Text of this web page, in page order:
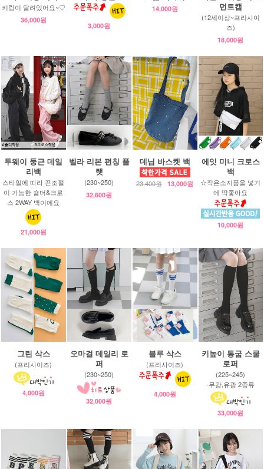
키링이 달려있어요~♡
36,000원
3,000원
14,000원
먼트캡
(12세이상~프리사이
즈)
18,000원
투웨이 둥근 데일
리백
스타일에 따라 끈조절
이 가능한 숄더&크로
스 2WAY 백이에요
21,000원
벨라 리본 펀칭 플
랫
(230~250)
32,600원
데님 바스켓 백
23,400원 13,000원
에잇 미니 크로스
백
☆작은소지품을 넣기
에 딱좋아요
10,000원
그린 삭스
(프리사이즈)
4,000원
오마걸 데일리 로
퍼
(230~250)
32,000원
블루 삭스
(프리사이즈)
4,000원
키높이 통굽 스쿨
로퍼
(225~245)
-무광,유광 2종류
33,000원